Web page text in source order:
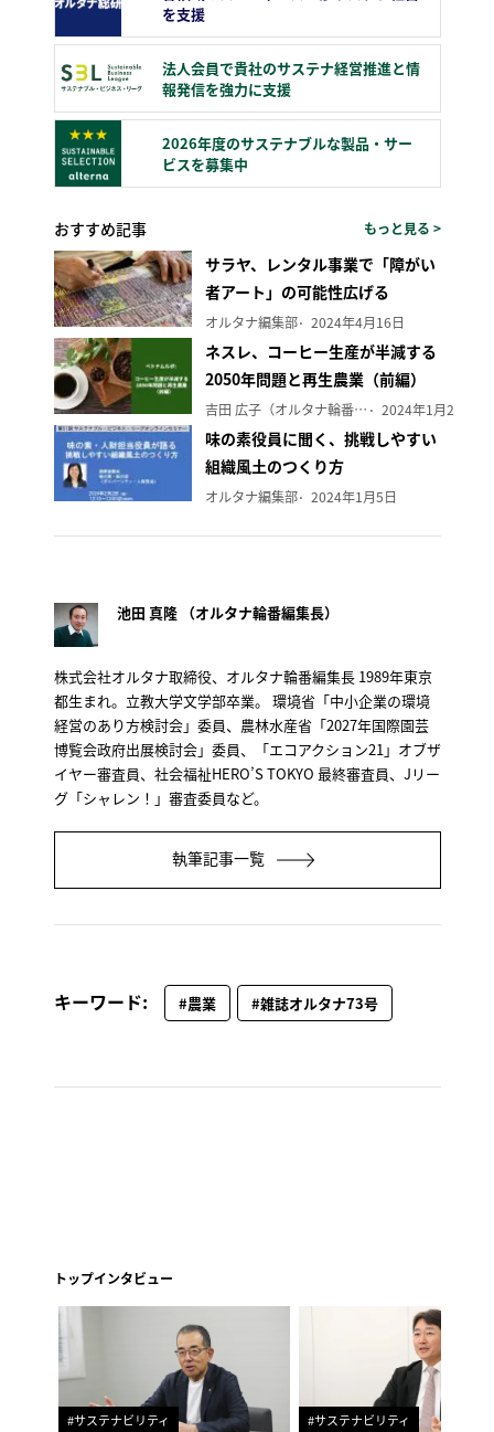
を支援
法人会員で貴社のサステナ経営推進と情
報発信を強力に支援
2026年度のサステナブルな製品・サー
ビスを募集中
おすすめ記事 もっと見る >
サラヤ、レンタル事業で「障がい
者アート」の可能性広げる
オルタナ編集部 2024年4月16日
ネスレ、コーヒー生産が半減する
2050年問題と再生農業（前編）
吉田 広子（オルタナ輪番編集長） 2024年1月29日
味の素役員に聞く、挑戦しやすい
組織風土のつくり方
オルタナ編集部 2024年1月5日
池田 真隆 （オルタナ輪番編集長）
株式会社オルタナ取締役、オルタナ輪番編集長 1989年東京
都生まれ。立教大学文学部卒業。 環境省「中小企業の環境
経営のあり方検討会」委員、農林水産省「2027年国際園芸
博覧会政府出展検討会」委員、「エコアクション21」オブザ
イヤー審査員、社会福祉HERO’S TOKYO 最終審査員、Jリー
グ「シャレン！」審査委員など。
執筆記事一覧
キーワード: #農業 #雑誌オルタナ73号
トップインタビュー
#サステナビリティ #サステナビリティ